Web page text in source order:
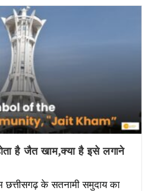
है जैत खाम,क्या है इसे लगाने
के सतनामी समुदाय का